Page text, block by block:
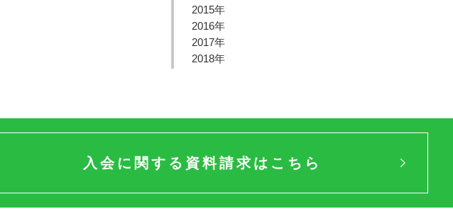
2015年
2016年
2017年
2018年
入会に関する資料請求はこちら